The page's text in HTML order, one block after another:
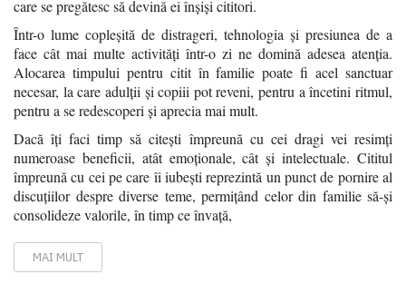
care se pregătesc să devină ei înșiși cititori.
Într-o lume copleșită de distrageri, tehnologia și presiunea de a
face cât mai multe activități într-o zi ne domină adesea atenția.
Alocarea timpului pentru citit în familie poate fi acel sanctuar
necesar, la care adulții și copiii pot reveni, pentru a încetini ritmul,
pentru a se redescoperi și aprecia mai mult.
Dacă îți faci timp să citești împreună cu cei dragi vei resimți
numeroase beneficii, atât emoționale, cât și intelectuale. Cititul
împreună cu cei pe care îi iubești reprezintă un punct de pornire al
discuțiilor despre diverse teme, permițând celor din familie să-și
consolideze valorile, în timp ce învață,
MAI MULT